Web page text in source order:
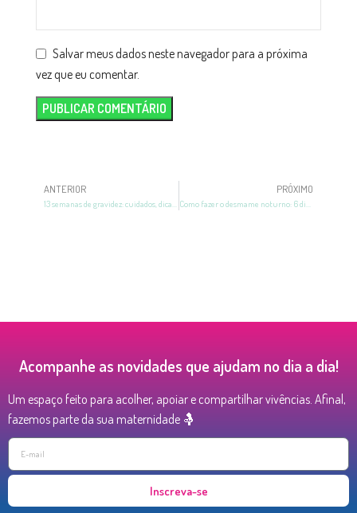
Salvar meus dados neste navegador para a próxima
vez que eu comentar.
ANTERIOR
13 semanas de gravidez: cuidados, dicas e sintomas
PRÓXIMO
Como fazer o desmame noturno: 6 dicas para começar!
Acompanhe as novidades que ajudam no dia a dia!
Um espaço feito para acolher, apoiar e compartilhar vivências. Afinal,
fazemos parte da sua maternidade 🤱
Inscreva-se